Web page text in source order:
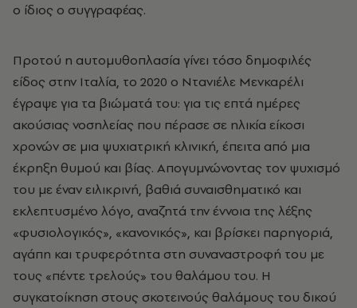
ο ίδιος ο συγγραφέας.
Προτού η αυτομυθοπλασία γίνει τόσο δημοφιλές
είδος στην Ιταλία, το 2020 ο Ντανιέλε Μενκαρέλι
έγραψε για τα βιώματά του: για τις επτά ημέρες
ακούσιας νοσηλείας που πέρασε σε ηλικία είκοσι
χρονών σε μια ψυχιατρική κλινική, έπειτα από μια
έκρηξη θυμού και βίας. Απογυμνώνοντας τον ψυχισμό
του με έναν ειλικρινή, βαθιά συναισθηματικό και
εκλεπτυσμένο λόγο, αναζητά την έννοια της λέξης
«φυσιολογικός», «κανονικός», και βρίσκει παρηγοριά,
αγάπη και τρυφερότητα στη συναναστροφή του με
τους «πέντε τρελούς» του θαλάμου του. Η
συγκατοίκηση στους σκοτεινούς θαλάμους του δικού